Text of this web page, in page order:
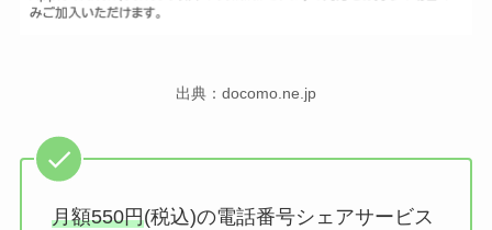
出典：docomo.ne.jp
月額550円(税込)の電話番号シェアサービス